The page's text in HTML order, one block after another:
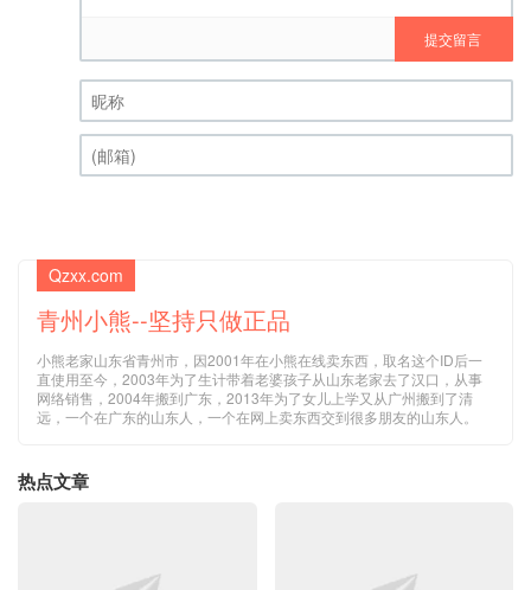
(邮箱) (必填)
青州小熊--坚持只做正品
直使用至今，2003年为了生计带着老婆孩子从山东老家去了汉口，从事
网络销售，2004年搬到广东，2013年为了女儿上学又从广州搬到了清
远，一个在广东的山东人，一个在网上卖东西交到很多朋友的山东人。
热点文章